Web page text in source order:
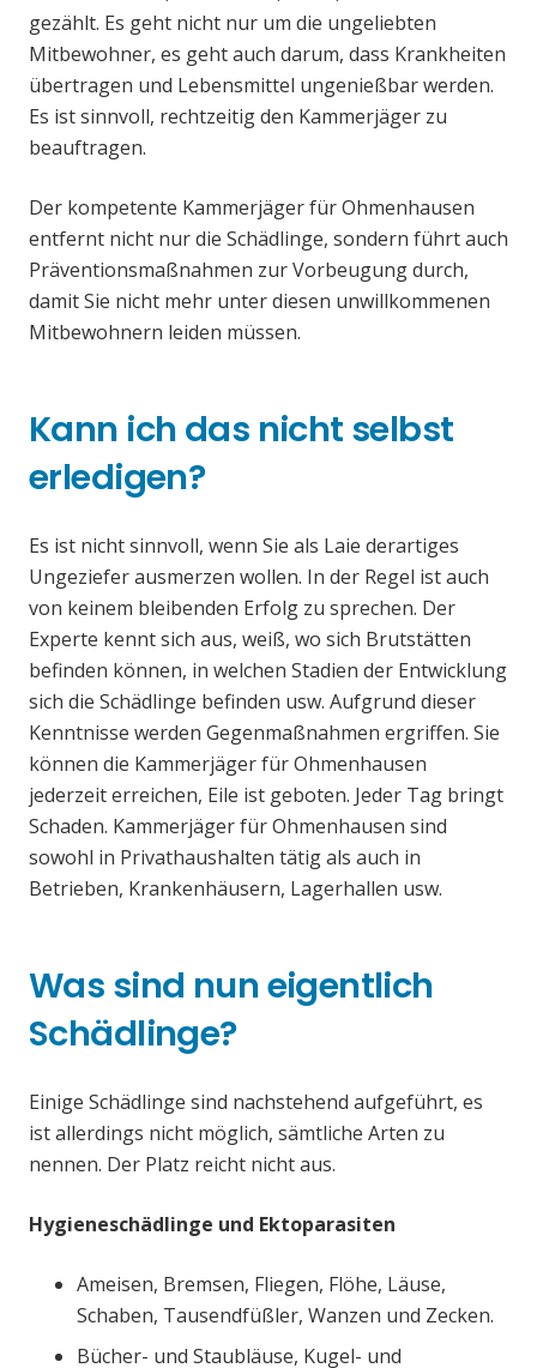
gezählt. Es geht nicht nur um die ungeliebten
Mitbewohner, es geht auch darum, dass Krankheiten
übertragen und Lebensmittel ungenießbar werden.
Es ist sinnvoll, rechtzeitig den Kammerjäger zu
beauftragen.
Der kompetente Kammerjäger für Ohmenhausen
entfernt nicht nur die Schädlinge, sondern führt auch
Präventionsmaßnahmen zur Vorbeugung durch,
damit Sie nicht mehr unter diesen unwillkommenen
Mitbewohnern leiden müssen.
Kann ich das nicht selbst
erledigen?
Es ist nicht sinnvoll, wenn Sie als Laie derartiges
Ungeziefer ausmerzen wollen. In der Regel ist auch
von keinem bleibenden Erfolg zu sprechen. Der
Experte kennt sich aus, weiß, wo sich Brutstätten
befinden können, in welchen Stadien der Entwicklung
sich die Schädlinge befinden usw. Aufgrund dieser
Kenntnisse werden Gegenmaßnahmen ergriffen. Sie
können die Kammerjäger für Ohmenhausen
jederzeit erreichen, Eile ist geboten. Jeder Tag bringt
Schaden. Kammerjäger für Ohmenhausen sind
sowohl in Privathaushalten tätig als auch in
Betrieben, Krankenhäusern, Lagerhallen usw.
Was sind nun eigentlich
Schädlinge?
Einige Schädlinge sind nachstehend aufgeführt, es
ist allerdings nicht möglich, sämtliche Arten zu
nennen. Der Platz reicht nicht aus.
Hygieneschädlinge und Ektoparasiten
Ameisen, Bremsen, Fliegen, Flöhe, Läuse,
Schaben, Tausendfüßler, Wanzen und Zecken.
Bücher- und Staubläuse, Kugel- und